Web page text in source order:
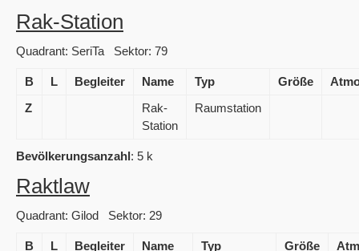
Rak-Station
Quadrant: SeriTa Sektor: 79
B L Begleiter Name Typ Größe
Z
Rak-
Station
Raumstation
Bevölkerungsanzahl: 5 k
Raktlaw
Quadrant: Gilod Sektor: 29
B L Begleiter Name Typ Größe